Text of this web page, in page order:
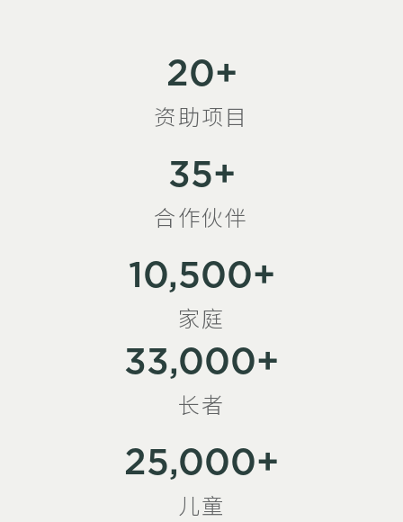
20+
资助项目
35+
合作伙伴
10,500+
家庭
33,000+
长者
25,000+
儿童